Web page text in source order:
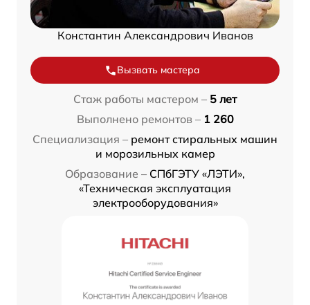
Константин Александрович Иванов
Вызвать мастера
Стаж работы мастером – 5 лет
Выполнено ремонтов – 1 260
Специализация – ремонт стиральных машин
и морозильных камер
Образование – СПбГЭТУ «ЛЭТИ»,
«Техническая эксплуатация
электрооборудования»